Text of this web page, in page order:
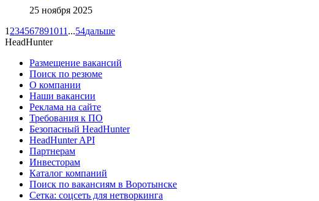
25 ноября 2025
1 234567891011 ...54дальше
HeadHunter
Размещение вакансий
Поиск по резюме
О компании
Наши вакансии
Реклама на сайте
Требования к ПО
Безопасный HeadHunter
HeadHunter API
Партнерам
Инвесторам
Каталог компаний
Поиск по вакансиям в Воротынске
Сетка: соцсеть для нетворкинга